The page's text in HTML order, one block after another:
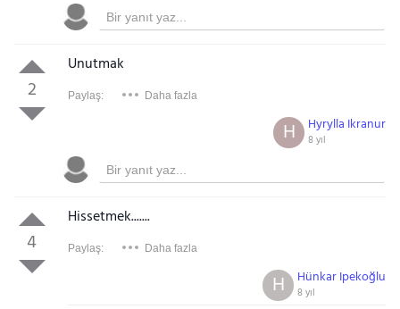
2
Unutmak
Paylaş: Daha fazla
Hyrylla Ikranur
8 yıl
H
4
Hissetmek.......
Paylaş: Daha fazla
Hünkar Ipekoğlu
8 yıl
H